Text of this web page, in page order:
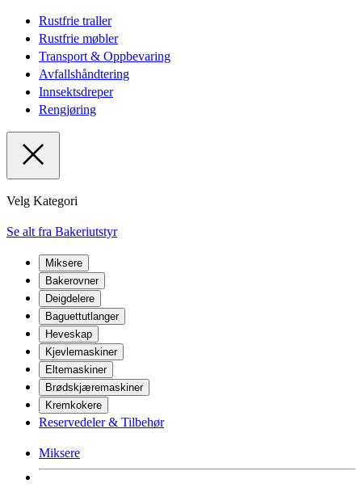
Rustfrie traller
Rustfrie møbler
Transport & Oppbevaring
Avfallshåndtering
Innsektsdreper
Rengjøring
Velg Kategori
Se alt fra Bakeriutstyr
Miksere
Bakerovner
Deigdelere
Baguettutlanger
Heveskap
Kjevlemaskiner
Eltemaskiner
Brødskjæremaskiner
Kremkokere
Reservedeler & Tilbehør
Miksere